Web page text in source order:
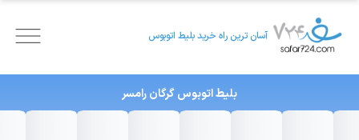
آسان ترین راه خرید بلیط اتوبوس
بلیط اتوبوسگرگانرامسر